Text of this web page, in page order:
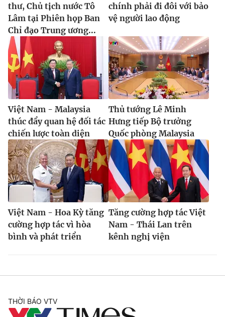
thư, Chủ tịch nước Tô
Lâm tại Phiên họp Ban
Chỉ đạo Trung ương...
chính phải đi đôi với bảo
vệ người lao động
Việt Nam - Malaysia
thúc đẩy quan hệ đối tác
chiến lược toàn diện
Thủ tướng Lê Minh
Hưng tiếp Bộ trưởng
Quốc phòng Malaysia
Việt Nam - Hoa Kỳ tăng
cường hợp tác vì hòa
bình và phát triển
Tăng cường hợp tác Việt
Nam - Thái Lan trên
kênh nghị viện
THỜI BÁO VTV